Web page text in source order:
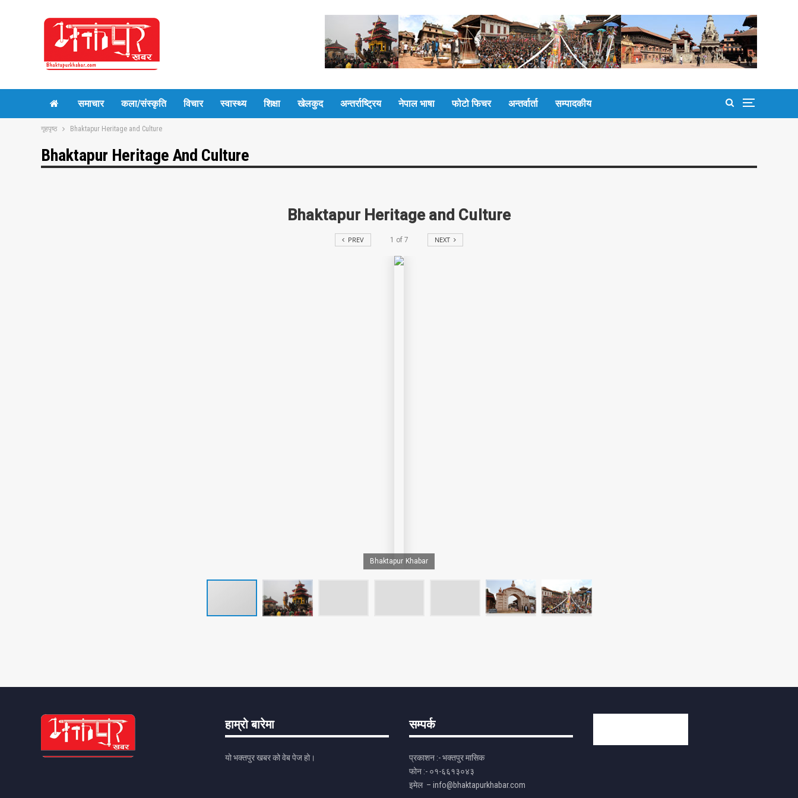
समाचार कला/संस्कृति विचार स्वास्थ्य शिक्षा खेलकुद अन्तर्राष्ट्रिय नेपाल भाषा फोटो फिचर अन्तर्वार्ता सम्पादकीय
गृहपृष्ठ Bhaktapur Heritage and Culture
Bhaktapur Heritage And Culture
Bhaktapur Heritage and Culture
PREV 1 of7 NEXT
Bhaktapur Khabar
हाम्रो बारेमा
यो भक्तपुर खबर को वेब पेज हो।
सम्पर्क
प्रकाशन :- भक्तपुर मासिक
फोन :- ०१-६६१३०४३
इमेल – info@bhaktapurkhabar.com